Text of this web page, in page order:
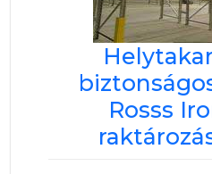
Rosss